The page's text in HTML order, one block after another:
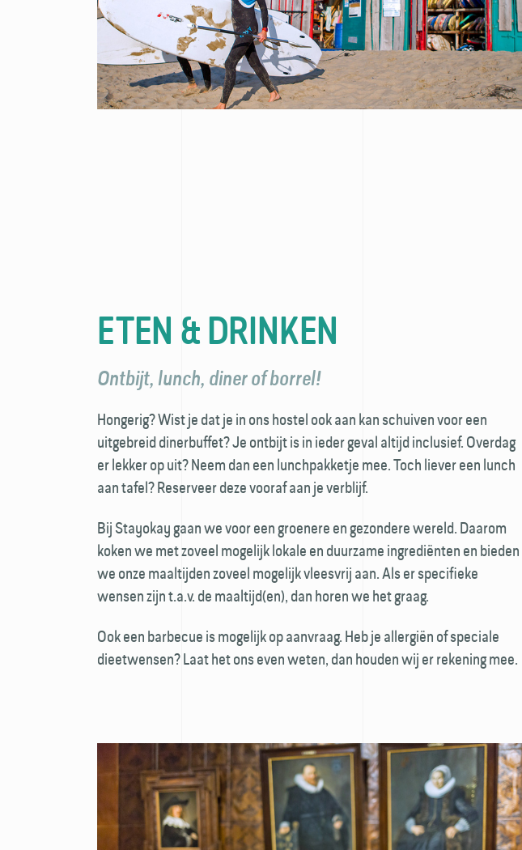
ETEN & DRINKEN
Ontbijt, lunch, diner of borrel!
Hongerig? Wist je dat je in ons hostel ook aan kan schuiven voor een
uitgebreid dinerbuffet? Je ontbijt is in ieder geval altijd inclusief. Overdag
er lekker op uit? Neem dan een lunchpakketje mee. Toch liever een lunch
aan tafel? Reserveer deze vooraf aan je verblijf.
Bij Stayokay gaan we voor een groenere en gezondere wereld. Daarom
koken we met zoveel mogelijk lokale en duurzame ingrediënten en bieden
we onze maaltijden zoveel mogelijk vleesvrij aan. Als er specifieke
wensen zijn t.a.v. de maaltijd(en), dan horen we het graag.
Ook een barbecue is mogelijk op aanvraag. Heb je allergiën of speciale
dieetwensen? Laat het ons even weten, dan houden wij er rekening mee.